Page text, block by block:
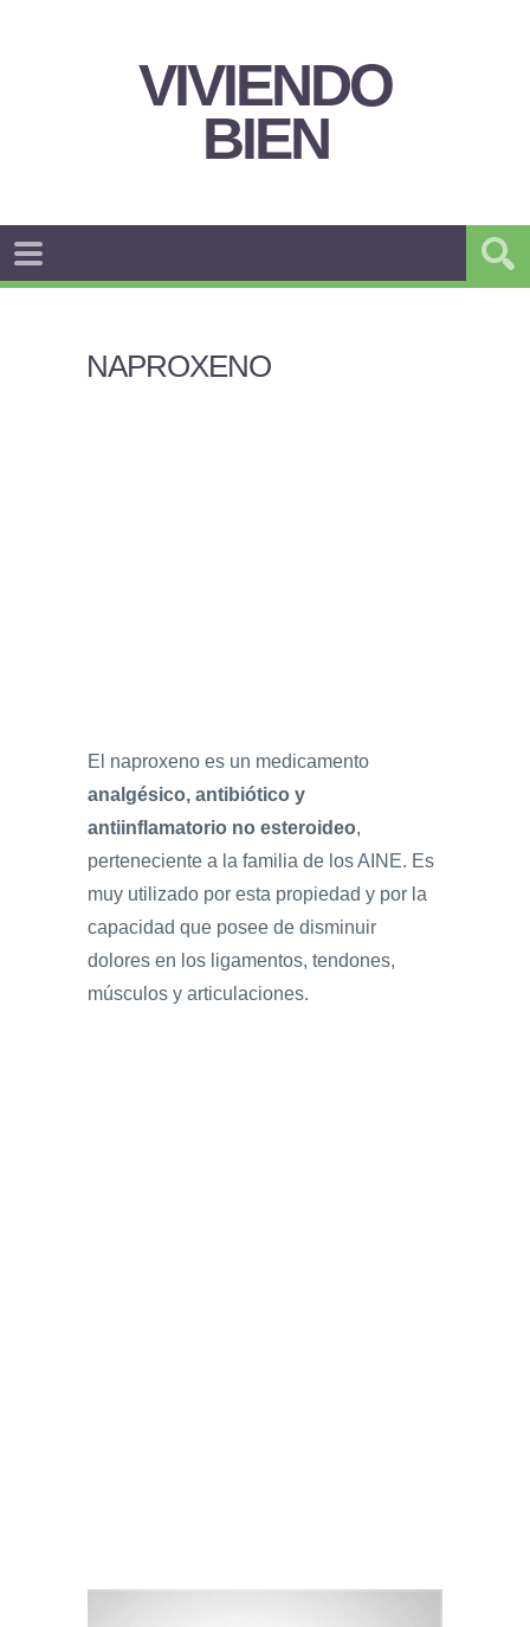
VIVIENDO
BIEN
NAPROXENO
El naproxeno es un medicamento
analgésico, antibiótico y
antiinflamatorio no esteroideo,
perteneciente a la familia de los AINE. Es
muy utilizado por esta propiedad y por la
capacidad que posee de disminuir
dolores en los ligamentos, tendones,
músculos y articulaciones.